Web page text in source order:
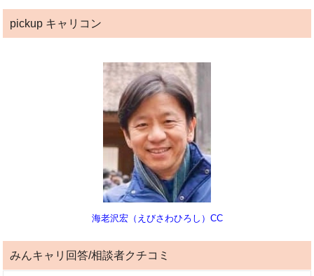
pickup キャリコン
海老沢宏（えびさわひろし）CC
みんキャリ回答/相談者クチコミ